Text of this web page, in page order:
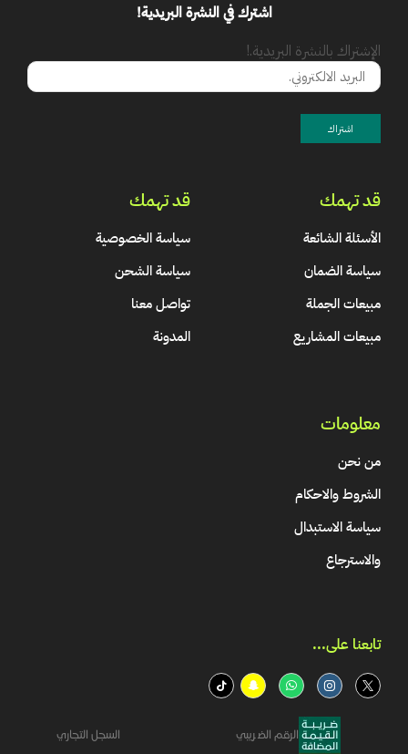
اشترك في النشرة البريدية!
الإشتراك بالنشرة البريدية.!
قد تهمك
الأسئلة الشائعة
سياسة الضمان
مبيعات الجملة
مبيعات المشاريع
قد تهمك
سياسة الخصوصية
سياسة الشحن
تواصل معنا
المدونة
معلومات
من نحن
الشروط والاحكام
سياسة الاستبدال
والاسترجاع
تابعنا على...​
الرقم الضريبي السجل التجاري